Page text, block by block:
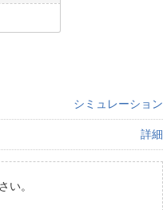
シミュレーション
詳細
い。